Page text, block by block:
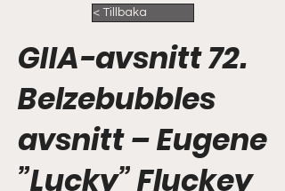
< Tillbaka
GIIA-avsnitt 72.
Belzebubbles
avsnitt – Eugene
”Lucky” Fluckey